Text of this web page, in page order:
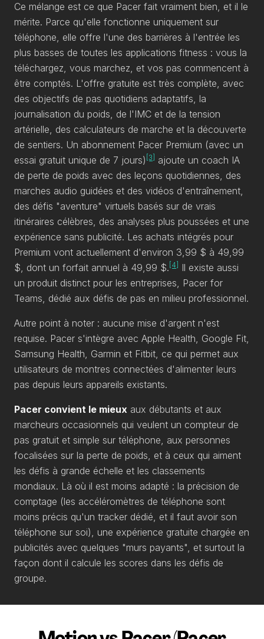
Ce mélange est ce que Pacer fait vraiment bien, et il le
mérite. Parce qu'elle fonctionne uniquement sur
téléphone, elle offre l'une des barrières à l'entrée les
plus basses de toutes les applications fitness : vous la
téléchargez, vous marchez, et vos pas commencent à
être comptés. L'offre gratuite est très complète, avec
des objectifs de pas quotidiens adaptatifs, la
journalisation du poids, de l'IMC et de la tension
artérielle, des calculateurs de marche et la découverte
de sentiers. Un abonnement Pacer Premium (avec un
essai gratuit unique de 7 jours) [3]
ajoute un coach IA
de perte de poids avec des leçons quotidiennes, des
marches audio guidées et des vidéos d'entraînement,
des défis "aventure" virtuels basés sur de vrais
itinéraires célèbres, des analyses plus poussées et une
expérience sans publicité. Les achats intégrés pour
Premium vont actuellement d'environ 3,99 $ à 49,99
$, dont un forfait annuel à 49,99 $. [4]
Il existe aussi
un produit distinct pour les entreprises, Pacer for
Teams, dédié aux défis de pas en milieu professionnel.
Autre point à noter : aucune mise d'argent n'est
requise. Pacer s'intègre avec Apple Health, Google Fit,
Samsung Health, Garmin et Fitbit, ce qui permet aux
utilisateurs de montres connectées d'alimenter leurs
pas depuis leurs appareils existants.
Pacer convient le mieux aux débutants et aux
marcheurs occasionnels qui veulent un compteur de
pas gratuit et simple sur téléphone, aux personnes
focalisées sur la perte de poids, et à ceux qui aiment
les défis à grande échelle et les classements
mondiaux. Là où il est moins adapté : la précision de
comptage (les accéléromètres de téléphone sont
moins précis qu'un tracker dédié, et il faut avoir son
téléphone sur soi), une expérience gratuite chargée en
publicités avec quelques "murs payants", et surtout la
façon dont il calcule les scores dans les défis de
groupe.